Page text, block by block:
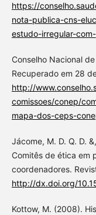
https://
nota-publica-cns-
estudo-irregular-
Conselho Nacional
Recuperado em 28
http://
comissoes/conep/
mapa-dos-ceps-
Jácome, M. D. Q. D.
Comitês de ética em
coordenadores.
http://dx.doi.org/
Kottow, M. (2008).